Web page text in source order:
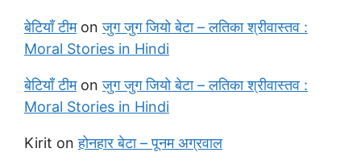
बेटियाँ टीमonजुग जुग जियो बेटा – लतिका श्रीवास्तव :
Moral Stories in Hindi
बेटियाँ टीमonजुग जुग जियो बेटा – लतिका श्रीवास्तव :
Moral Stories in Hindi
Kirit onहोनहार बेटा – पूनम अग्रवाल